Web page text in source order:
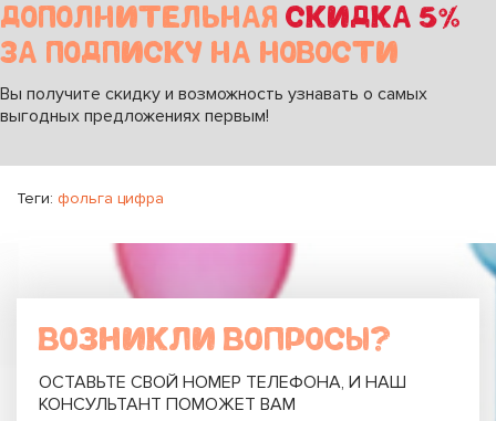
ДОПОЛНИТЕЛЬНАЯ СКИДКА 5%
ЗА ПОДПИСКУ НА НОВОСТИ
Вы получите скидку и возможность узнавать о самых
выгодных предложениях первым!
Теги: фольга цифра
ВОЗНИКЛИ ВОПРОСЫ?
ОСТАВЬТЕ СВОЙ НОМЕР ТЕЛЕФОНА, И НАШ
КОНСУЛЬТАНТ ПОМОЖЕТ ВАМ